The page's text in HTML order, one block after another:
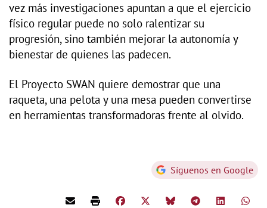
vez más investigaciones apuntan a que el ejercicio
físico regular puede no solo ralentizar su
progresión, sino también mejorar la autonomía y
bienestar de quienes las padecen.
El Proyecto SWAN quiere demostrar que una
raqueta, una pelota y una mesa pueden convertirse
en herramientas transformadoras frente al olvido.
Síguenos en Google